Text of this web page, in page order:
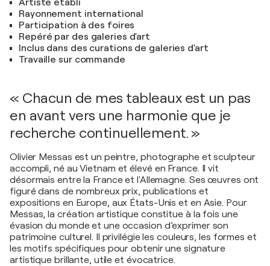
Artiste établi
Rayonnement international
Participation à des foires
Repéré par des galeries d'art
Inclus dans des curations de galeries d'art
Travaille sur commande
« Chacun de mes tableaux est un pas
en avant vers une harmonie que je
recherche continuellement. »
Olivier Messas est un peintre, photographe et sculpteur
accompli, né au Vietnam et élevé en France. Il vit
désormais entre la France et l'Allemagne. Ses œuvres ont
figuré dans de nombreux prix, publications et
expositions en Europe, aux États-Unis et en Asie. Pour
Messas, la création artistique constitue à la fois une
évasion du monde et une occasion d’exprimer son
patrimoine culturel. Il privilégie les couleurs, les formes et
les motifs spécifiques pour obtenir une signature
artistique brillante, utile et évocatrice.